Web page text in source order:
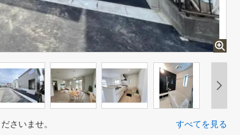
さいませ。 すべてを見る